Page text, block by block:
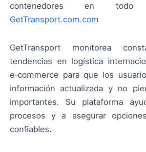
contenedores en
GetTransport.com.com
GetTransport monitorea
tendencias en logística
e‑commerce para que los
información actualizada y no
importantes. Su plataforma
procesos y a asegurar
confiables.